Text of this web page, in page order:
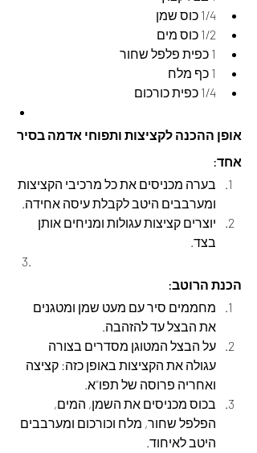
1/4 כוס שמן
1/2 כוס מים
1 כפית פלפל שחור
1 כף מלח
1/4 כפית כורכום
אופן ההכנה לקציצות ותפוחי אדמה בסיר
אחד:
בערה מכניסים את כל מרכיבי הקציצות
ומערבבים היטב לקבלת עיסה אחידה.
יוצרים קציצות עגולות ומניחים אותן
בצד.
הכנת הרוטב:
מחממים סיר עם מעט שמן ומטגנים
את הבצל עד להזהבה.
על הבצל המטוגן מסדרים בצורה
עגולה את הקציצות באופן כזה: קציצה
ואחריה פרוסה של תפו''א.
בכוס מכניסים את השמן, המים,
הפלפל שחור, מלח וכורכום ומערבבים
היטב לאיחוד.